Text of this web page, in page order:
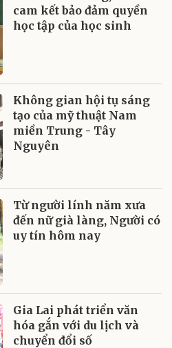
cam kết bảo đảm quyền
học tập của học sinh
Không gian hội tụ sáng
tạo của mỹ thuật Nam
miền Trung - Tây
Nguyên
Từ người lính năm xưa
đến nữ già làng, Người có
uy tín hôm nay
Gia Lai phát triển văn
hóa gắn với du lịch và
chuyển đổi số